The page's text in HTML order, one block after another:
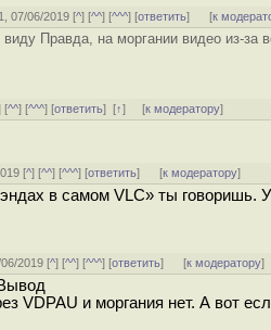
07/06/2019 [^] [^^] [^^^] [ответить] [к
Правда, на моргании видео из-за
[^^] [^^^] [ответить][↑] [к модератору]
[^] [^^] [^^^] [ответить] [к модератору]
в самом VLC» ты говоришь.
2019 [^] [^^] [^^^] [ответить] [к модератору]
VDPAU и моргания нет. А вот